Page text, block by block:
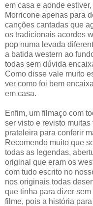
em casa e aonde
Morricone apenas para
canções cantadas que
os tradicionais acordes
pop numa levada
a batida western ao
todas sem dúvida
Como disse vale muito
ver como foi bem
em casa.
Enfim, um filmaço com
ser visto e revisto
prateleira para conferir
Recomendo muito que
todas as legendas,
original que eram os
com tudo escrito no
nos originais todas
que tinha para dizer
filme, pois a história